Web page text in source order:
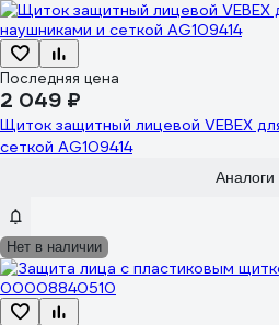
Последняя цена
2 049 ₽
Щиток защитный лицевой VEBEX
сеткой AG109414
Аналоги
Нет в наличии